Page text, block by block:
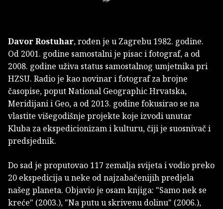
Davor Rostuhar, rođen je u Zagrebu 1982. godine.
Od 2001. godine samostalni je pisac i fotograf, a od
2008. godine uživa status samostalnog umjetnika pri
HZSU. Radio je kao novinar i fotograf za brojne
časopise, poput National Geographic Hrvatska,
Meridijani i Geo, a od 2013. godine fokusirao se na
vlastite višegodišnje projekte koje izvodi unutar
Kluba za ekspedicionizam i kulturu, čiji je suosnivač i
predsjednik.
Do sad je proputovao 117 zemalja svijeta i vodio preko
20 ekspedicija u neke od najzabačenijih predjela
našeg planeta. Objavio je osam knjiga: "Samo nek se
kreće" (2003.), "Na putu u skrivenu dolinu" (2006.),